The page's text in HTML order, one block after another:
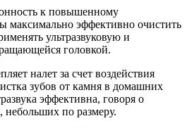
к повышенному
максимально эффективно очистить
ультразвуковую и
головкой.
налет за счет воздействия
зубов от камня в домашних
эффективна, говоря о
небольших по размеру.